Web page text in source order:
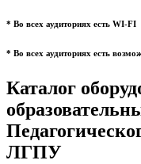
* Во всех аудиториях есть WI-FI
* Во всех аудиториях есть
Каталог
ЛГПУ